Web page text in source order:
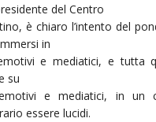
del Centro
è chiaro l’intento del
in
e mediatici, e tutta
su
emotivi e mediatici, in un
essere lucidi.